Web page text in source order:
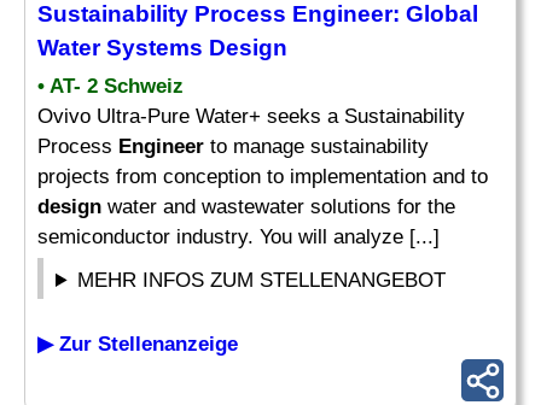
Sustainability Process Engineer: Global
WaterSystems Design
• AT- 2 Schweiz
Ovivo Ultra-Pure Water+ seeks a Sustainability
Process Engineer to manage sustainability
projects from conception to implementation and to
design water and wastewater solutions for the
semiconductor industry. You will analyze [...]
MEHR INFOS ZUM STELLENANGEBOT
▶ Zur Stellenanzeige